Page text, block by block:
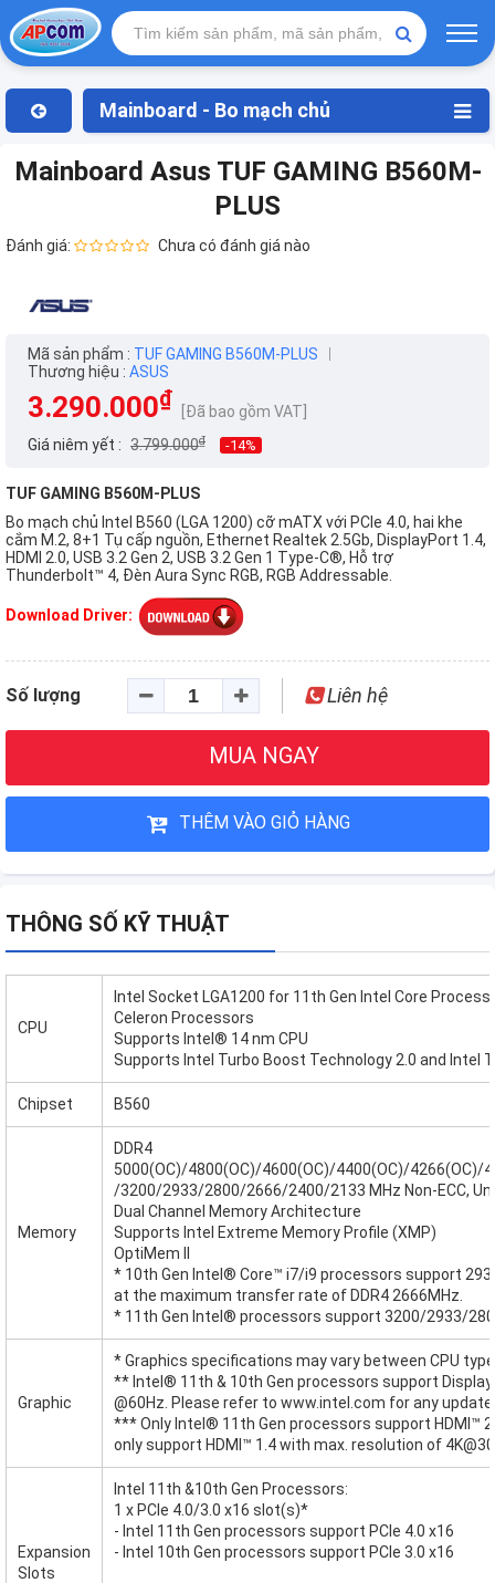
Mainboard - Bo mạch chủ
Mainboard Asus TUF GAMING B560M-
PLUS
Đánh giá: Chưa có đánh giá nào
Mã sản phẩm : TUF GAMING B560M-PLUS
Thương hiệu : ASUS
3.290.000₫
[Đã bao gồm VAT]
Giá niêm yết : 3.799.000₫ -14%
TUF GAMING B560M-PLUS
Bo mạch chủ Intel B560 (LGA 1200) cỡ mATX với PCIe 4.0, hai khe
cắm M.2, 8+1 Tụ cấp nguồn, Ethernet Realtek 2.5Gb, DisplayPort 1.4,
HDMI 2.0, USB 3.2 Gen 2, USB 3.2 Gen 1 Type-C®, Hỗ trợ
Thunderbolt™ 4, Đèn Aura Sync RGB, RGB Addressable.
Download Driver:
Số lượng Liên hệ
MUA NGAY
THÊM VÀO GIỎ HÀNG
THÔNG SỐ KỸ THUẬT
CPU
Intel Socket LGA1200 for 11th Gen Intel Core
Celeron Processors
Supports Intel® 14 nm CPU
Supports Intel Turbo Boost Technology 2.0 and Intel
Chipset B560
Memory
DDR4
5000(OC)/4800(OC)/4600(OC)/4400(OC)/4266(OC)/
/3200/2933/2800/2666/2400/2133 MHz Non-ECC,
Dual Channel Memory Architecture
Supports Intel Extreme Memory Profile (XMP)
OptiMem II
* 10th Gen Intel® Core™ i7/i9 processors support
at the maximum transfer rate of DDR4 2666MHz.
* 11th Gen Intel® processors support 3200/2933/
Graphic
* Graphics specifications may vary between CPU
** Intel® 11th & 10th Gen processors support
@60Hz. Please refer to www.intel.com for any
*** Only Intel® 11th Gen processors support HDMI™
only support HDMI™ 1.4 with max. resolution of
Expansion
Slots
Intel 11th &10th Gen Processors:
1 x PCIe 4.0/3.0 x16 slot(s)*
- Intel 11th Gen processors support PCIe 4.0 x16
- Intel 10th Gen processors support PCIe 3.0 x16